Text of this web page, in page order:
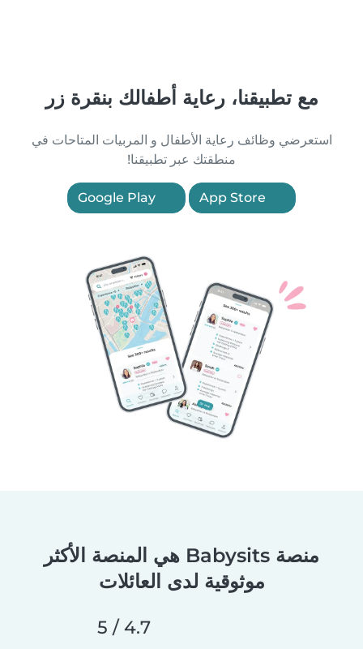
مع تطبيقنا، رعاية أطفالك بنقرة زر
استعرضي وظائف رعاية الأطفال و المربيات المتاحات في
منطقتك عبر تطبيقنا!
منصة Babysits هي المنصة الأكثر
موثوقية لدى العائلات
4.7 / 5